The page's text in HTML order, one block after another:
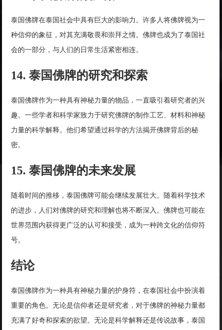
泰国佛牌在泰国社会中具有巨大的影响力。许多人将佛牌视为一
种信仰的象征，对其充满敬畏和崇拜之情。佛牌也成为了泰国社
会的一部分，与人们的日常生活紧密相连。
14. 泰国佛牌的研究和探索
泰国佛牌作为一种具有神秘力量的物品，一直吸引着研究者的兴
趣。一些学者和科学家致力于研究佛牌的制作工艺、材料和神秘
力量的科学解释。他们希望通过科学的方法揭开佛牌背后的秘
密。
15. 泰国佛牌的未来发展
随着时间的推移，泰国佛牌可能会继续发展壮大。随着科学技术
的进步，人们对佛牌的研究和理解也将不断深入。佛牌也可能在
世界范围内获得更广泛的认可和接受，成为一种跨文化的信仰符
号。
结论
泰国佛牌作为一种具有神秘力量的护身符，在泰国社会中扮演着
重要的角色。无论是信仰者还是研究者，对于佛牌的神秘力量都
充满了好奇和探索的欲望。无论是科学解释还是传说故事，泰国